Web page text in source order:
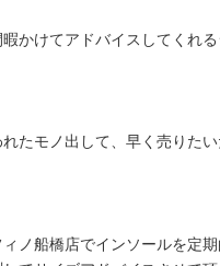
かけてアドバイスしてくれ
たモノ出して、早く売りたい
ィノ船橋店でインソールを定